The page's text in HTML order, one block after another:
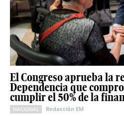
El Congreso aprueba la
Dependencia que
cumplir el 50% de la
NACIONAL Redacción EM